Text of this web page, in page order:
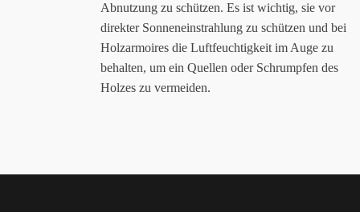
Abnutzung zu schützen. Es ist wichtig, sie vor
direkter Sonneneinstrahlung zu schützen und bei
Holzarmoires die Luftfeuchtigkeit im Auge zu
behalten, um ein Quellen oder Schrumpfen des
Holzes zu vermeiden.